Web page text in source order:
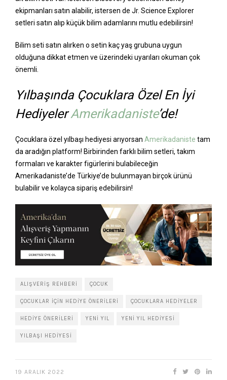
ekipmanları satın alabilir, istersen de Jr. Science Explorer
setleri satın alıp küçük bilim adamlarını mutlu edebilirsin!
Bilim seti satın alırken o setin kaç yaş grubuna uygun
olduğuna dikkat etmen ve üzerindeki uyarıları okuman çok
önemli.
Yılbaşında Çocuklara Özel En İyi
HediyelerAmerikadaniste’de!
Çocuklara özel yılbaşı hediyesi arıyorsan Amerikadaniste tam
da aradığın platform! Birbirinden farklı bilim setleri, takım
formaları ve karakter figürlerini bulabileceğin
Amerikadaniste’de Türkiye’de bulunmayan birçok ürünü
bulabilir ve kolayca sipariş edebilirsin!
ALIŞVERIŞ REHBERI ÇOCUK
ÇOCUKLAR IÇIN HEDIYE ÖNERILERI ÇOCUKLARA HEDIYELER
HEDIYE ÖNERILERI YENI YIL YENI YIL HEDIYESI
YILBAŞI HEDIYESI
19 ARALIK 2022